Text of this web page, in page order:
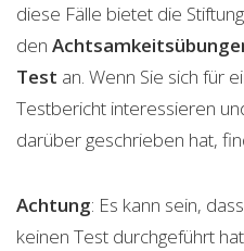
diese Fälle bietet die
den
Test an. Wenn Sie sich für
Testbericht interessieren
darüber geschrieben hat,
Achtung: Es kann sein,
keinen Test durchgeführt